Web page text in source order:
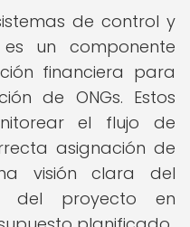
de control y
un componente
financiera para
de ONGs. Estos
el flujo de
asignación de
visión clara del
del proyecto en